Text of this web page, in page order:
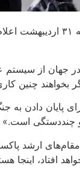
مارکو روبیو،
از سیستم
بخواهند چنین
پایان دادن
چنددستگی است.»
مقام‌های ارشد
افتاد، اینجا